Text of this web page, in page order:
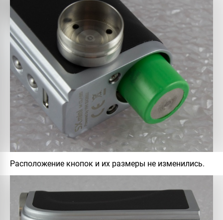
Расположение кнопок и их размеры не изменились.